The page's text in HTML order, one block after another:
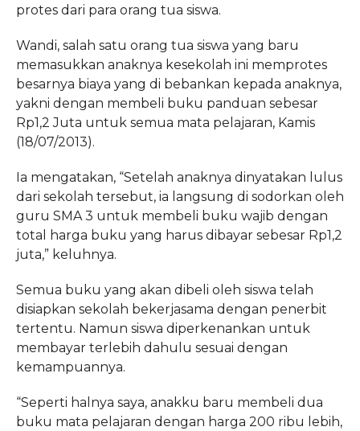
protes dari para orang tua siswa.
Wandi, salah satu orang tua siswa yang baru
memasukkan anaknya kesekolah ini memprotes
besarnya biaya yang di bebankan kepada anaknya,
yakni dengan membeli buku panduan sebesar
Rp1,2 Juta untuk semua mata pelajaran, Kamis
(18/07/2013).
Ia mengatakan, “Setelah anaknya dinyatakan lulus
dari sekolah tersebut, ia langsung di sodorkan oleh
guru SMA 3 untuk membeli buku wajib dengan
total harga buku yang harus dibayar sebesar Rp1,2
juta,” keluhnya.
Semua buku yang akan dibeli oleh siswa telah
disiapkan sekolah bekerjasama dengan penerbit
tertentu. Namun siswa diperkenankan untuk
membayar terlebih dahulu sesuai dengan
kemampuannya.
“Seperti halnya saya, anakku baru membeli dua
buku mata pelajaran dengan harga 200 ribu lebih,